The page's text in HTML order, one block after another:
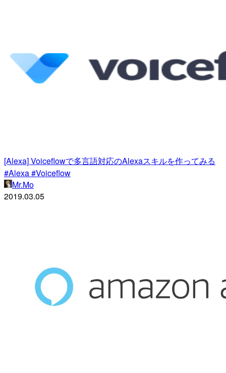
[Alexa] Voiceflowで多言語対応のAlexaスキルを作ってみる
#Alexa #Voiceflow
Mr.Mo
2019.03.05